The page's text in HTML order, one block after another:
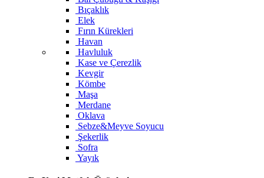
Bıçaklık
Elek
Fırın Kürekleri
Havan
Havluluk
Kase ve Çerezlik
Kevgir
Kömbe
Maşa
Merdane
Oklava
Sebze&Meyve Soyucu
Şekerlik
Sofra
Yayık